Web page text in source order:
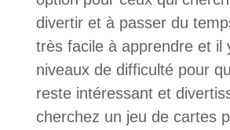
divertir et à passer du
très facile à apprendre et il
niveaux de difficulté pour
reste intéressant et
cherchez un jeu de cartes